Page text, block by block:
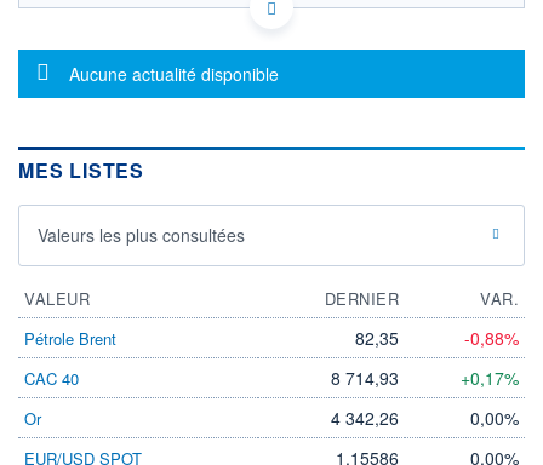
DONNÉES TEMPS DIFFÉRÉ
Politique d'exécution
Cotation sur les autres places
0,0000
0,0000 0,0000
VOLUME
0 0,00%
VALORISATION
LIMITE À LA
BAISSE
0,0000
LIMITE À LA
0,0000
- -
Message d'information
Aucune actualité disponible
MES LISTES
Valeurs les plus consultées
VALEUR DERNIER
VAR.
Pétrole Brent
82,35 -0,88%
CAC 40 8 714,93 +0,17%
Or 4 342,26 0,00%
EUR/USD SPOT 1,15586 0,00%